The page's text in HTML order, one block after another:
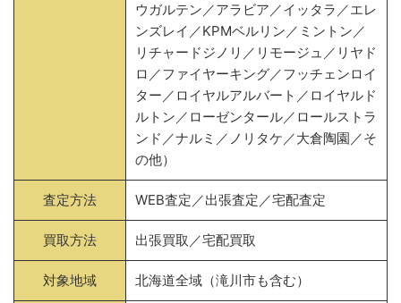
ウガルテン／アラビア／イッタラ／エレ
ンズレイ／KPMベルリン／ミントン／
リチャードジノリ／リモージュ／リヤド
ロ／ファイヤーキング／フッチェンロイ
ター／ロイヤルアルバート／ロイヤルド
ルトン／ローゼンタール／ロールストラ
ンド／ナルミ／ノリタケ／大倉陶園／そ
の他）
査定方法 WEB査定／出張査定／宅配査定
買取方法 出張買取／宅配買取
対象地域 北海道全域（滝川市も含む）